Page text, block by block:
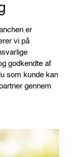
er
vi på
godkendte af
som kunde kan
gennem